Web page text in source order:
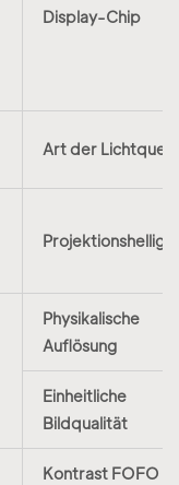
Display-Chip
Art der
Physikalische
Auflösung
Einheitliche
Bildqualität
Kontrast FOFO